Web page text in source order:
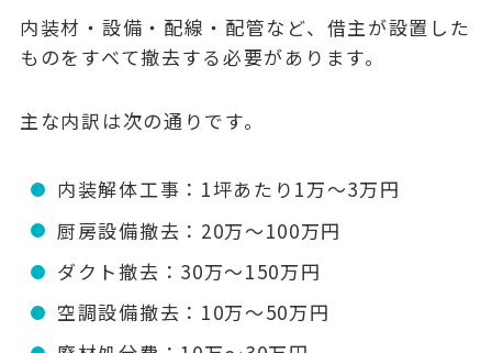
内装材・設備・配線・配管など、借主が設置した
ものをすべて撤去する必要があります。
主な内訳は次の通りです。
内装解体工事：1坪あたり1万〜3万円
厨房設備撤去：20万〜100万円
ダクト撤去：30万〜150万円
空調設備撤去：10万〜50万円